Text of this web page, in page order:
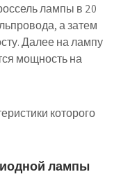
лампы в 20
а затем
Далее на лампу
мощность на
которого
лампы